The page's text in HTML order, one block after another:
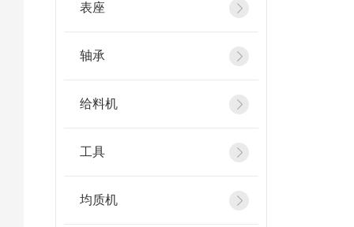
表座
轴承
给料机
工具
均质机